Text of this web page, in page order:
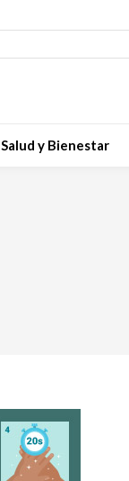
Salud y Bienestar